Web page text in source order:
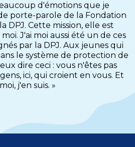
d'émotions que je
porte-parole de la Fondation
DPJ. Cette mission, elle est
J'ai moi aussi été un de ces
par la DPJ. Aux jeunes qui
le système de protection de
dire ceci : vous n'êtes pas
gens, ici, qui croient en vous. Et
moi, j'en suis. »